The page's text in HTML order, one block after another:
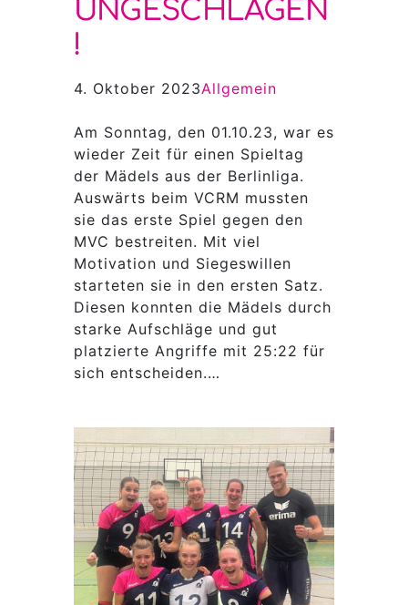
UNGESCHLAGEN
!
4. Oktober 2023Allgemein
Am Sonntag, den 01.10.23, war es
wieder Zeit für einen Spieltag
der Mädels aus der Berlinliga.
Auswärts beim VCRM mussten
sie das erste Spiel gegen den
MVC bestreiten. Mit viel
Motivation und Siegeswillen
starteten sie in den ersten Satz.
Diesen konnten die Mädels durch
starke Aufschläge und gut
platzierte Angriffe mit 25:22 für
sich entscheiden.…